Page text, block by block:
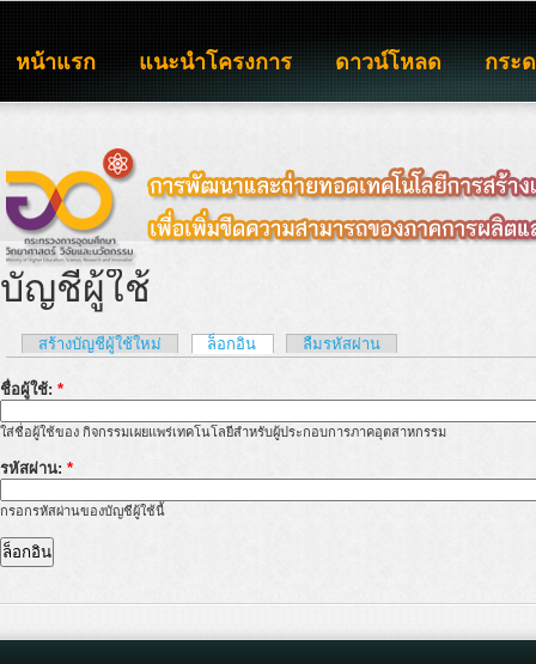
หน้าแรก แนะนำโครงการ ดาวน์โหลด กระ
บัญชีผู้ใช้
สร้างบัญชีผู้ใช้ใหม่ ล็อกอิน ลืมรหัสผ่าน
ชื่อผู้ใช้: *
ใส่ชื่อผู้ใช้ของ กิจกรรมเผยแพร่เทคโนโลยีสำหรับผู้ประกอบการภาคอุตสาหกรรม
รหัสผ่าน: *
กรอกรหัสผ่านของบัญชีผู้ใช้นี้